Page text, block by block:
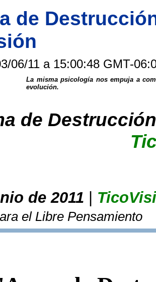
de
06/11 a 15:00:48 GMT-
La misma psicología nos empuja a
evolución.
de
de 2011
el Libre Pensamiento